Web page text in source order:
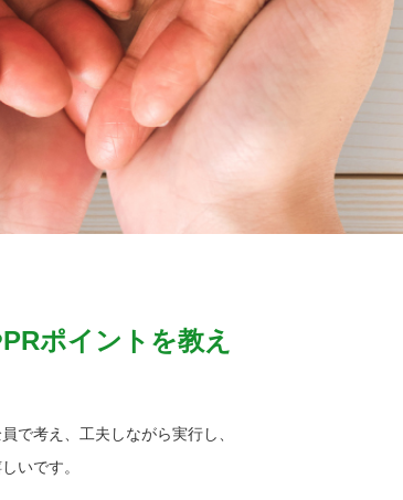
ポイントを教え
で考え、工夫しながら実行し、
いです。